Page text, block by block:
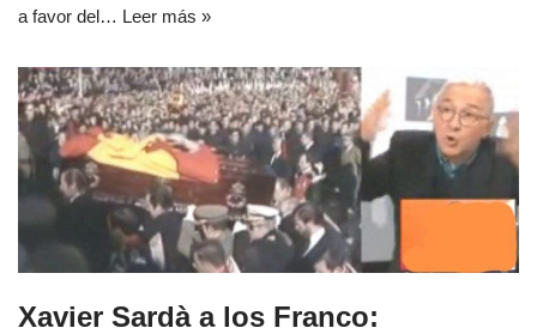
a favor del… Leer más »
Xavier Sardà a los Franco: